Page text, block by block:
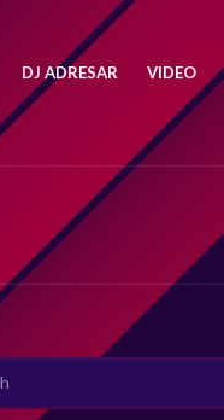
DJ ADRESAR VIDEO